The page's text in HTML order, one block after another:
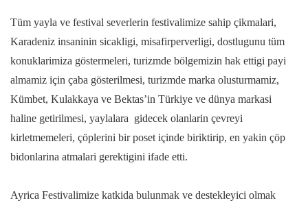
Tüm yayla ve festival severlerin festivalimize sahip çikmalari,
Karadeniz insaninin sicakligi, misafirperverligi, dostlugunu tüm
konuklarimiza göstermeleri, turizmde bölgemizin hak ettigi payi
almamiz için çaba gösterilmesi, turizmde marka olusturmamiz,
Kümbet, Kulakkaya ve Bektas’in Türkiye ve dünya markasi
haline getirilmesi, yaylalara gidecek olanlarin çevreyi
kirletmemeleri, çöplerini bir poset içinde biriktirip, en yakin çöp
bidonlarina atmalari gerektigini ifade etti.
Ayrica Festivalimize katkida bulunmak ve destekleyici olmak